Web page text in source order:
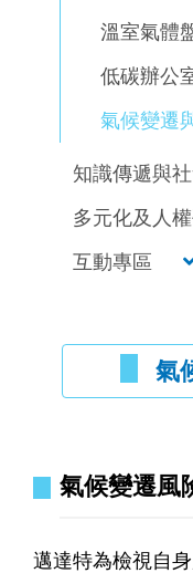
溫室氣體
低碳辦公
氣候變遷
知識傳遞與
多元化及人
互動專區
氣
氣候變遷風
邁達特為檢視自